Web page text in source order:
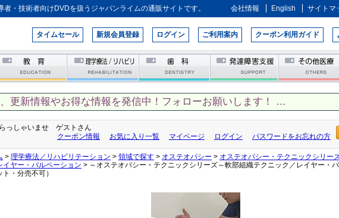
・技術者向けDVDを扱うジャパンライムの通販サイトです。 会社情報 English サイトマ
タイムセール 新規会員登録 ログイン ご利用案内 クーポン利用ガイド
新情報やお得な情報を発信中！フォローお願いします！ …
っしゃいませ ゲストさん
クーポン情報
お気に入り一覧 マイページ ログイン パスワードをお忘れの方
> 理学療法／リハビリテーション > 領域で探す > オステオパシー > オステオパシー・テクニックシリ
イヤー・パルペーション > ～オステオパシー・テクニックシリーズ～軟部組織テクニック／レイヤー・
ト・分売不可）